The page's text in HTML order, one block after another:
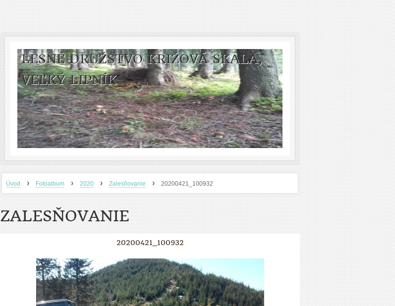
LESNÉ DRUŽSTVO KRIŽOVÁ SKALA,
VEĽKÝ LIPNÍK
Úvod › Fotoalbum › 2020 › Zalesňovanie › 20200421_100932
ZALESŇOVANIE
20200421_100932